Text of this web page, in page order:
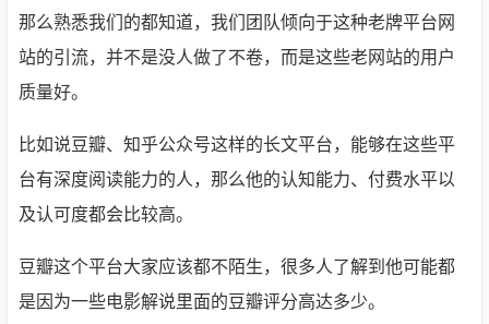
那么熟悉我们的都知道，我们团队倾向于这种老牌平台网
站的引流，并不是没人做了不卷，而是这些老网站的用户
质量好。
比如说豆瓣、知乎公众号这样的长文平台，能够在这些平
台有深度阅读能力的人，那么他的认知能力、付费水平以
及认可度都会比较高。
豆瓣这个平台大家应该都不陌生，很多人了解到他可能都
是因为一些电影解说里面的豆瓣评分高达多少。